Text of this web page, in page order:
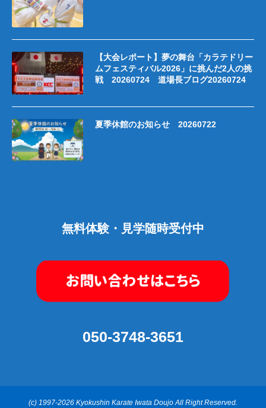
【大会レポート】夢の舞台「カラテドリー
ムフェスティバル2026」に挑んだ2人の挑
戦 20260724 道場長ブログ20260724
夏季休館のお知らせ 20260722
無料体験・見学随時受付中
050-3748-3651
(c) 1997-2026 Kyokushin Karate Iwata Doujo All Right Reserved.